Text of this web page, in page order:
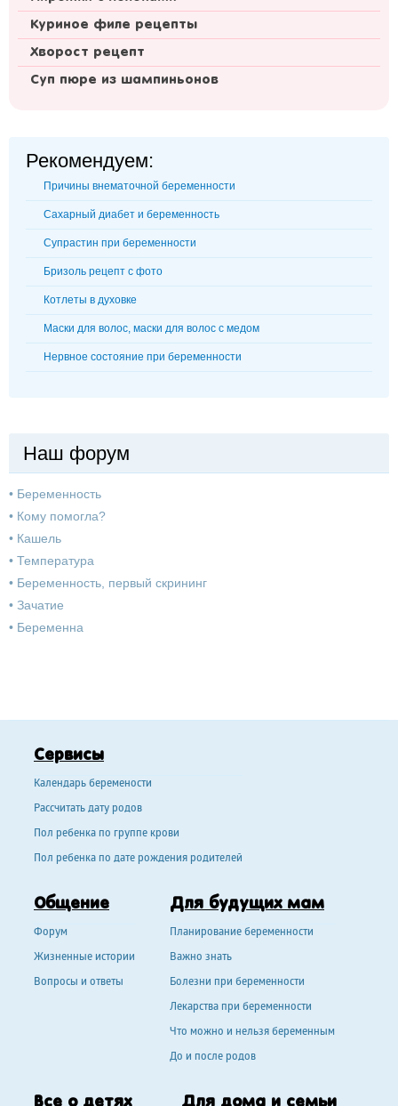
Куриное филе рецепты
Хворост рецепт
Суп пюре из шампиньонов
Рекомендуем:
Причины внематочной беременности
Сахарный диабет и беременность
Супрастин при беременности
Бризоль рецепт с фото
Котлеты в духовке
Маски для волос, маски для волос с медом
Нервное состояние при беременности
Наш форум
• Беременность
• Кому помогла?
• Кашель
• Температура
• Беременность, первый скрининг
• Зачатие
• Беременна
Сервисы
Календарь беремености
Рассчитать дату родов
Пол ребенка по группе крови
Пол ребенка по дате рождения родителей
Общение
Форум
Жизненные истории
Вопросы и ответы
Для будущих мам
Планирование беременности
Важно знать
Болезни при беременности
Лекарства при беременности
Что можно и нельзя беременным
До и после родов
Все о детях Для дома и семьи